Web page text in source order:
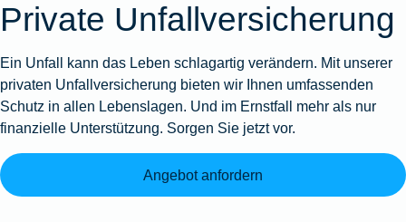
Private Unfallversicherung
Ein Unfall kann das Leben schlagartig verändern. Mit unserer
privaten Unfallversicherung bieten wir Ihnen umfassenden
Schutz in allen Lebenslagen. Und im Ernstfall mehr als nur
finanzielle Unterstützung. Sorgen Sie jetzt vor.
Angebot anfordern